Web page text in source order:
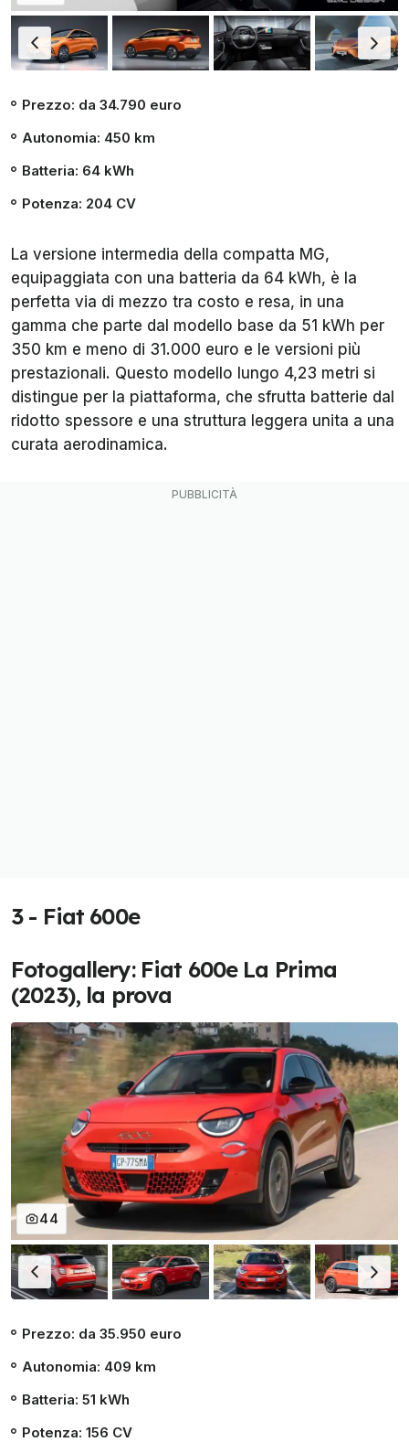
Prezzo: da 34.790 euro
Autonomia: 450 km
Batteria: 64 kWh
Potenza: 204 CV
La versione intermedia della compatta MG,
equipaggiata con una batteria da 64 kWh, è la
perfetta via di mezzo tra costo e resa, in una
gamma che parte dal modello base da 51 kWh per
350 km e meno di 31.000 euro e le versioni più
prestazionali. Questo modello lungo 4,23 metri si
distingue per la piattaforma, che sfrutta batterie dal
ridotto spessore e una struttura leggera unita a una
curata aerodinamica.
3 - Fiat 600e
Fotogallery: Fiat 600e La Prima
(2023), la prova
44
Prezzo: da 35.950 euro
Autonomia: 409 km
Batteria: 51 kWh
Potenza: 156 CV